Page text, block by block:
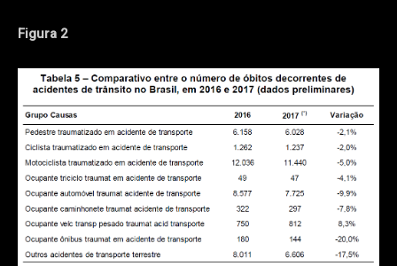
Figura 2